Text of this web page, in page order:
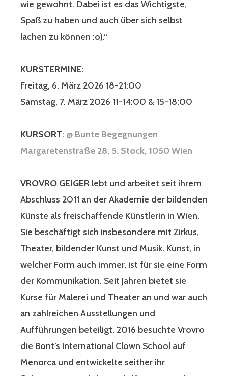
wie gewohnt. Dabei ist es das Wichtigste,
Spaß zu haben und auch über sich selbst
lachen zu können :o).“
KURSTERMINE:
Freitag, 6. März 2026 18-21:00
Samstag, 7. März 2026 11-14:00 & 15-18:00
KURSORT: @ Bunte Begegnungen
Margaretenstraße 28, 5. Stock, 1050 Wien
VROVRO GEIGER lebt und arbeitet seit ihrem
Abschluss 2011 an der Akademie der bildenden
Künste als freischaffende Künstlerin in Wien.
Sie beschäftigt sich insbesondere mit Zirkus,
Theater, bildender Kunst und Musik. Kunst, in
welcher Form auch immer, ist für sie eine Form
der Kommunikation. Seit Jahren bietet sie
Kurse für Malerei und Theater an und war auch
an zahlreichen Ausstellungen und
Aufführungen beteiligt. 2016 besuchte Vrovro
die Bont’s International Clown School auf
Menorca und entwickelte seither ihr